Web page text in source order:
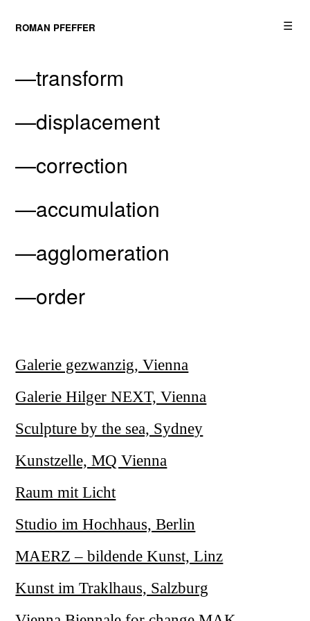
ROMAN PFEFFER ☰
—transform
—displacement
—correction
—accumulation
—agglomeration
—order
Galerie gezwanzig, Vienna
Galerie Hilger NEXT, Vienna
Sculpture by the sea, Sydney
Kunstzelle, MQ Vienna
Raum mit Licht
Studio im Hochhaus, Berlin
MAERZ – bildende Kunst, Linz
Kunst im Traklhaus, Salzburg